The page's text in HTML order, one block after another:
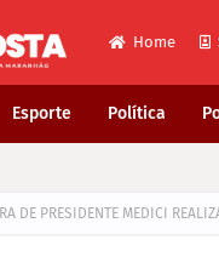
Home
Esporte Política
DE PRESIDENTE MEDICI